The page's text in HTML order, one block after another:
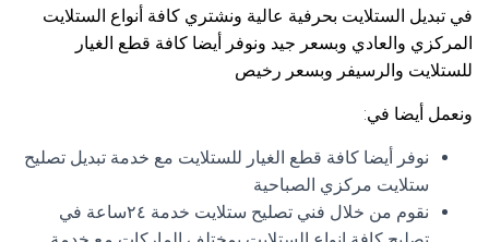
في تبديل الستلايت بحرفية عالية ونشتري كافة أنواع الستلايت
المركزي والعادي وبسعر جيد ونوفر أيضا كافة قطع الغيار
للستلايت والرسيفر وبسعر رخيص
ونعمل أيضا في:
نوفر أيضا كافة قطع الغيار للستلايت مع خدمة تبديل تصليح
ستلايت مركزي الصباحية
نقوم من خلال فني تصليح ستلايت خدمة ٢٤ساعة في